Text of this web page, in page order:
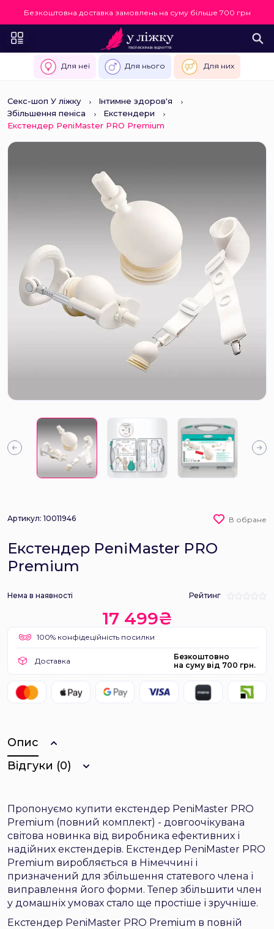
Безкоштовна доставка замовлень на суму більше 700 грн
Для неї Для нього Для них
Секс-шоп У ліжку
Інтимне здоров'я
Збільшення пеніса
Екстендери
Екстендер PeniMaster PRO Premium
Артикул: 10011946 В обране
Екстендер PeniMaster PRO
Premium
Нема в наявності Рейтинг
17 499₴
100% конфідеційність посилки
Доставка
Безкоштовно
на суму від 700 грн.
Опис
Відгуки (0)
Пропонуємо купити екстендер PeniMaster PRO
Premium (повний комплект) - довгоочікувана
світова новинка від виробника ефективних і
надійних екстендерів. Екстендер PeniMaster PRO
Premium виробляється в Німеччині і
призначений для збільшення статевого члена і
виправлення його форми. Тепер збільшити член
у домашніх умовах стало ще простіше і зручніше.
Екстендер PeniMaster PRO Premium в повній